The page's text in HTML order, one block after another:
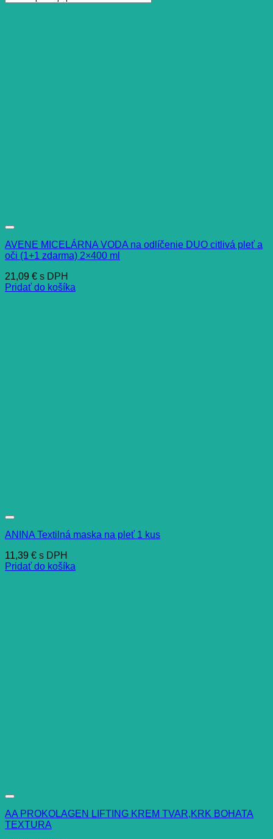
AVENE MICELÁRNA VODA na odlíčenie DUO citlivá pleť a
oči (1+1 zdarma) 2×400 ml
21,09 € s DPH
Pridať do košíka
ANINA Textilná maska na pleť 1 kus
11,39 € s DPH
Pridať do košíka
AA PROKOLAGEN LIFTING KREM TVAR,KRK BOHATA
TEXTURA